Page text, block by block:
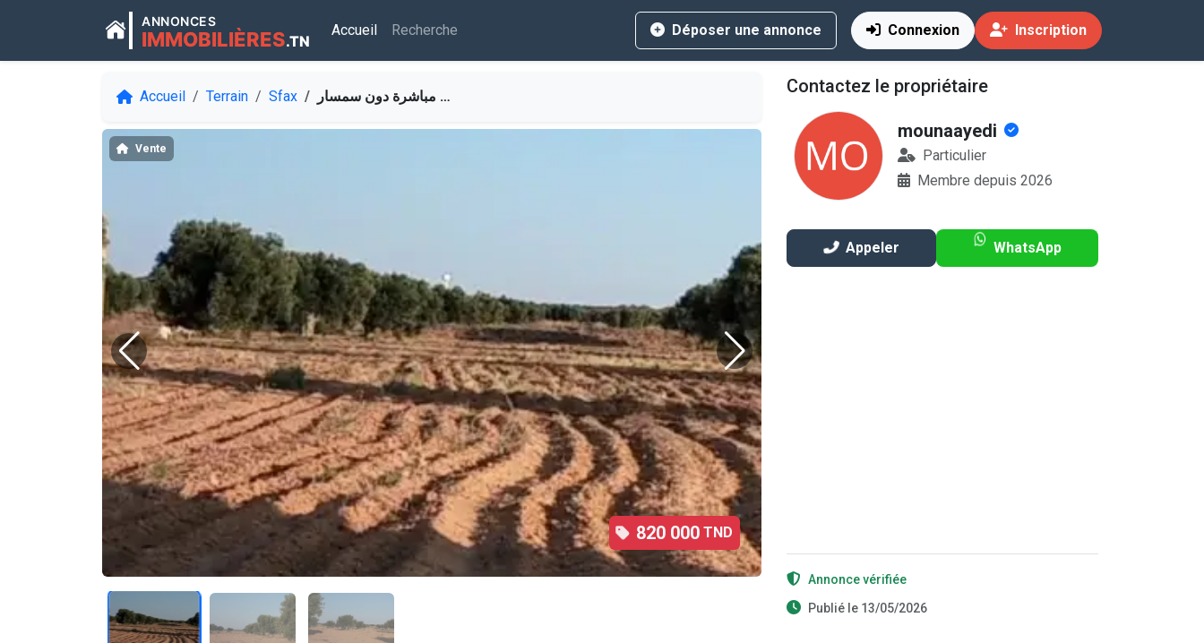
ANNONCES
IMMOBILIÈRES.TN
Accueil Recherche Déposer une annonce Connexion Inscription
Accueil Terrain Sfax
820 000 TND
1/3
Vente
/3
Vente
Contactez le propriétaire
mounaayedi
Particulier
Membre depuis 2026
Appeler WhatsApp
Annonce vérifiée
Publié le 13/05/2026